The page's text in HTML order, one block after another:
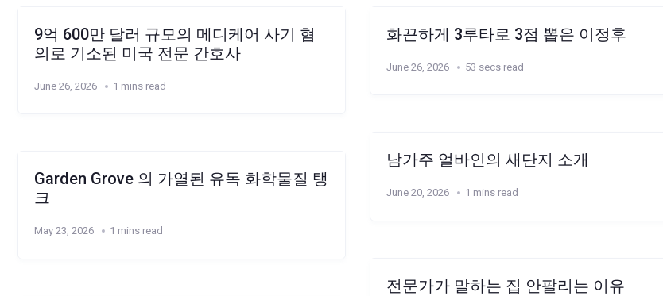
9억 600만 달러 규모의 메디케어 사기 혐
의로 기소된 미국 전문 간호사
June 26, 2026 1 mins read
화끈하게 3루타로 3점 뽑은 이정후
June 26, 2026 53 secs read
남가주 얼바인의 새단지 소개
June 20, 2026 1 mins read
Garden Grove 의 가열된 유독 화학물질 탱
크
May 23, 2026 1 mins read
전문가가 말하는 집 안팔리는 이유